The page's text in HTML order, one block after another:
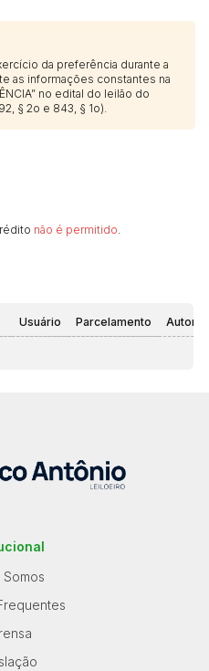
da preferência durante a
as informações constantes na
no edital do leilão do
§ 2o e 843, § 1o).
não é permitido
Usuário Parcelamento
Somos